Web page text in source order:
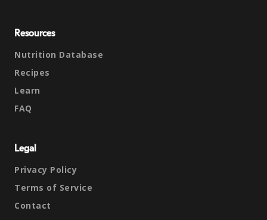
Resources
Nutrition Database
Recipes
Learn
FAQ
Legal
Privacy Policy
Terms of Service
Contact